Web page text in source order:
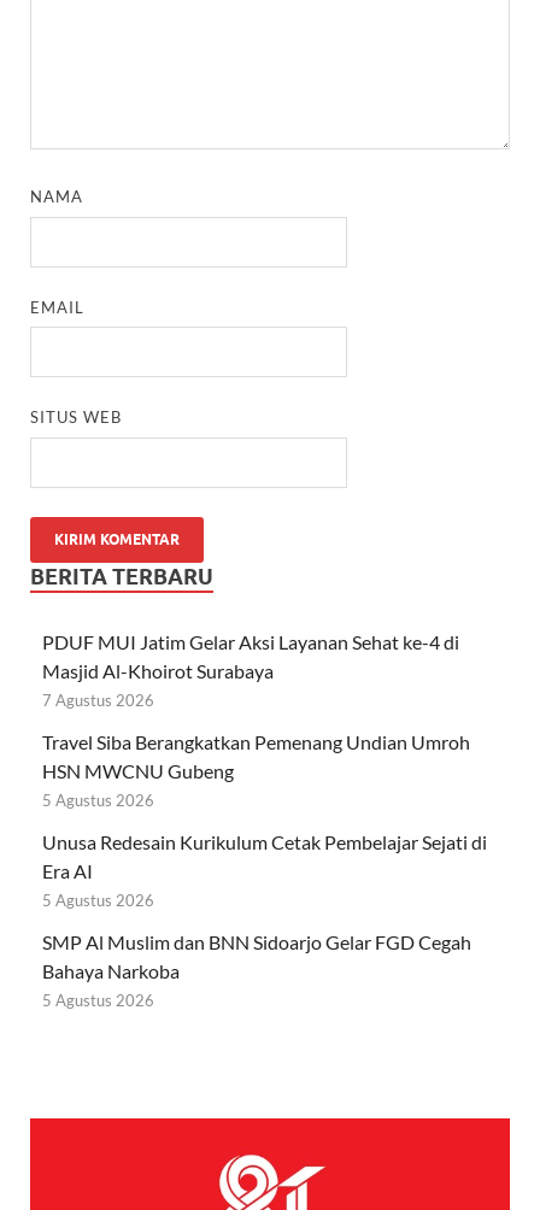
NAMA
EMAIL
SITUS WEB
BERITA TERBARU
PDUF MUI Jatim Gelar Aksi Layanan Sehat ke-4 di
Masjid Al-Khoirot Surabaya
7 Agustus 2026
Travel Siba Berangkatkan Pemenang Undian Umroh
HSN MWCNU Gubeng
5 Agustus 2026
Unusa Redesain Kurikulum Cetak Pembelajar Sejati di
Era AI
5 Agustus 2026
SMP Al Muslim dan BNN Sidoarjo Gelar FGD Cegah
Bahaya Narkoba
5 Agustus 2026